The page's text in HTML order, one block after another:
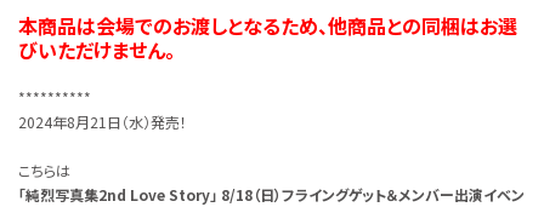
本商品は会場でのお渡しとなるため、他商品との同梱はお選
びいただけません。
**********
2024年8月21日（水）発売！
こちらは
「純烈写真集2nd Love Story」 8/18（日）フライングゲット＆メンバー出演イベン